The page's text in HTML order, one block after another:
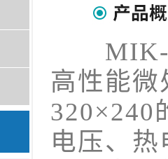
MIK-
高性能
320×240
电压、